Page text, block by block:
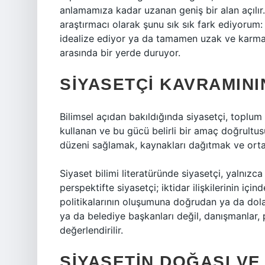
anlamamıza kadar uzanan geniş bir alan
araştırmacı olarak şunu sık sık fark
idealize ediyor ya da tamamen uzak ve
arasında bir yerde duruyor.
SIYASETÇI
Bilimsel açıdan bakıldığında siyasetçi,
kullanan ve bu gücü belirli bir amaç
düzeni sağlamak, kaynakları dağıtmak ve
Siyaset bilimi literatüründe siyasetçi,
perspektifte siyasetçi; iktidar ilişkilerinin
politikalarının oluşumuna doğrudan ya da
ya da belediye başkanları değil,
değerlendirilir.